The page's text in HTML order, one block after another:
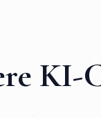
KI-